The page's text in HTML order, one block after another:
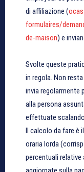
di affiliazione (
formulaires/
de-maison) e
Svolte queste
in regola. Non
invia regolarmente
alla persona
effettuate
Il calcolo da fare è
oraria lorda
percentuali